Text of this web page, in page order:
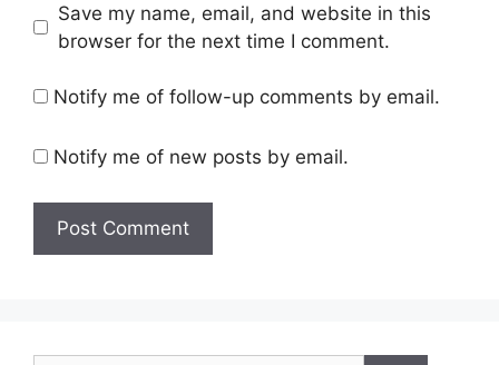
Save my name, email, and website in this
browser for the next time I comment.
Notify me of follow-up comments by email.
Notify me of new posts by email.